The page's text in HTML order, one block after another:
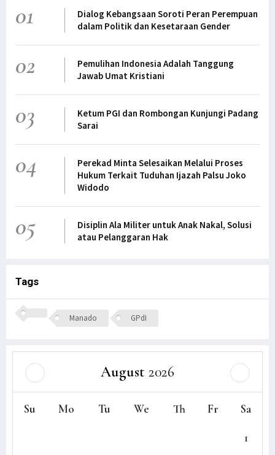
01
Dialog Kebangsaan Soroti Peran Perempuan
dalam Politik dan Kesetaraan Gender
02
Pemulihan Indonesia Adalah Tanggung
Jawab Umat Kristiani
03
Ketum PGI dan Rombongan Kunjungi Padang
Sarai
04
Perekad Minta Selesaikan Melalui Proses
Hukum Terkait Tuduhan Ijazah Palsu Joko
Widodo
05
Disiplin Ala Militer untuk Anak Nakal, Solusi
atau Pelanggaran Hak
Tags
Manado GPdI
August 2026
Su Mo Tu We Th Fr Sa
1